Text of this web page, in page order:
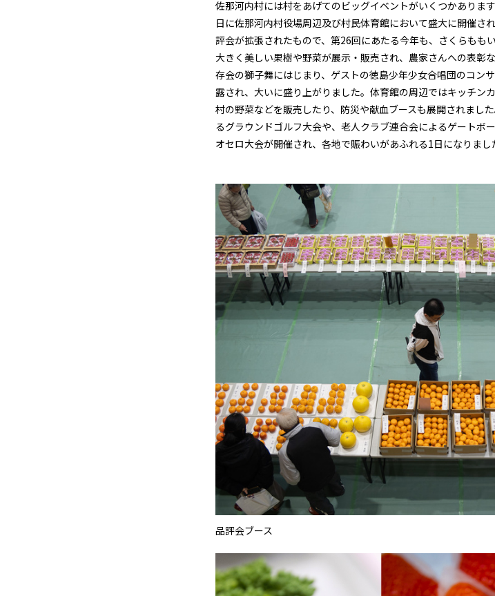
佐那河内村には村をあげてのビッグイベントがいくつかありま
日に佐那河内村役場周辺及び村民体育館において盛大に開催さ
評会が拡張されたもので、第26回にあたる今年も、さくらもも
大きく美しい果樹や野菜が展示・販売され、農家さんへの表彰
存会の獅子舞にはじまり、ゲストの徳島少年少女合唱団のコン
露され、大いに盛り上がりました。体育館の周辺ではキッチン
村の野菜などを販売したり、防災や献血ブースも展開されまし
るグラウンドゴルフ大会や、老人クラブ連合会によるゲートボ
オセロ大会が開催され、各地で賑わいがあふれる1日になりまし
品評会ブース